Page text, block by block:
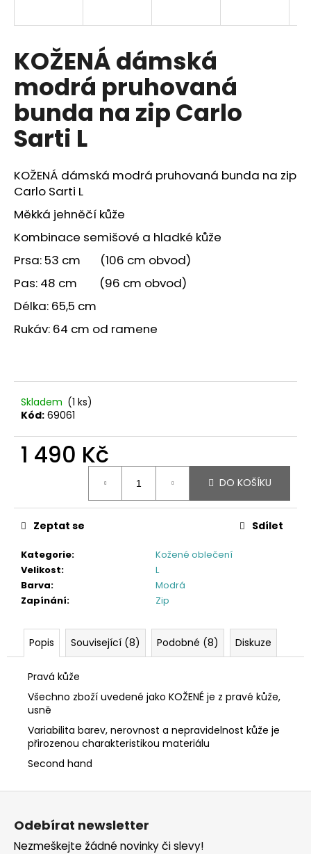
KOŽENÁ dámská
modrá pruhovaná
bunda na zip Carlo
Sarti L
KOŽENÁ dámská modrá pruhovaná bunda na zip
Carlo Sarti L
Měkká jehněčí kůže
Kombinace semišové a hladké kůže
Prsa: 53 cm (106 cm obvod)
Pas: 48 cm (96 cm obvod)
Délka: 65,5 cm
Rukáv: 64 cm od ramene
Skladem (1 ks)
Kód: 69061
1 490 Kč
DO KOŠÍKU
Kategorie:
Kožené oblečení
Velikost:
L
Barva:
Modrá
Zapínání: Zip
Zeptat se Sdílet
Popis Související (8) Podobné (8) Diskuze
Pravá kůže
Všechno zboží uvedené jako KOŽENÉ je z pravé kůže,
usně
Variabilita barev, nerovnost a nepravidelnost kůže je
přirozenou charakteristikou materiálu
Second hand
í
t
?
Z
Odebírat newsletter
Nezmeškejte žádné novinky či slevy!